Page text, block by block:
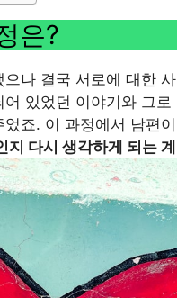
은?
나 결국 서로에 대한
있었던 이야기와 그
죠. 이 과정에서 남편
지 다시 생각하게 되는